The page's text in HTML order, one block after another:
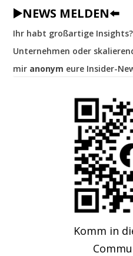
▶️NEWS MELDEN⬅️
Ihr habt großartige
Unternehmen oder
mir anonym eure Insider-
Komm in